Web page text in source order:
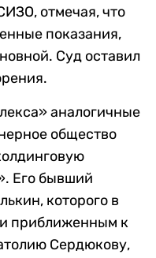
отмечая, что
показания,
Суд оставил
аналогичные
общество
Его бывший
которого в
приближенным к
Сердюкову,